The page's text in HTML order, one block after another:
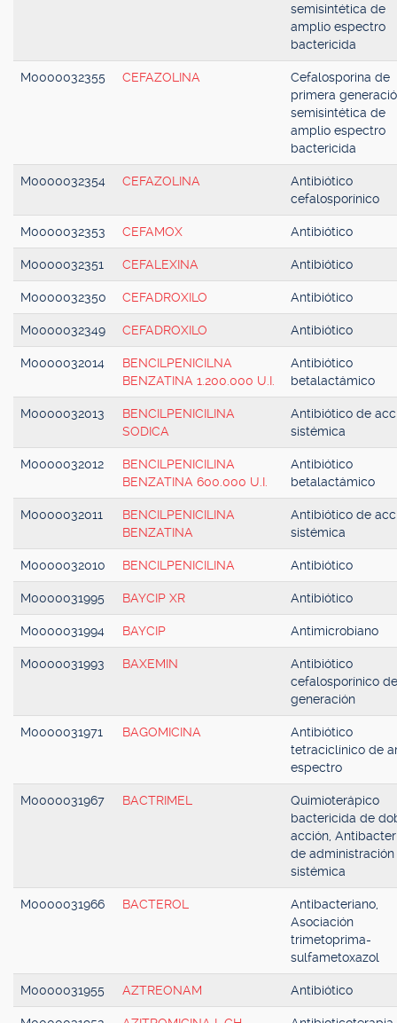
semisintética de
amplio espectro
bactericida
M0000032355 CEFAZOLINA
Cefalosporina de
primera
semisintética de
amplio espectro
bactericida
M0000032354 CEFAZOLINA
Antibiótico
cefalosporínico
M0000032353 CEFAMOX Antibiótico
M0000032351 CEFALEXINA Antibiótico
M0000032350 CEFADROXILO Antibiótico
M0000032349 CEFADROXILO Antibiótico
M0000032014
BENCILPENICILNA
BENZATINA 1.200.000 U.I.
Antibiótico
betalactámico
M0000032013
BENCILPENICILINA
SODICA
Antibiótico de
sistémica
M0000032012
BENCILPENICILINA
BENZATINA 600.000 U.I.
Antibiótico
betalactámico
M0000032011
BENCILPENICILINA
BENZATINA
Antibiótico de
sistémica
M0000032010 BENCILPENICILINA Antibiótico
M0000031995 BAYCIP XR Antibiótico
M0000031994 BAYCIP Antimicrobiano
M0000031993 BAXEMIN
Antibiótico
cefalosporínico
generación
M0000031971 BAGOMICINA
Antibiótico
tetraciclínico de
espectro
M0000031967 BACTRIMEL
Quimioterápico
bactericida de
acción,
de administración
sistémica
M0000031966 BACTEROL
Antibacteriano,
Asociación
trimetoprima-
sulfametoxazol
M0000031955 AZTREONAM Antibiótico